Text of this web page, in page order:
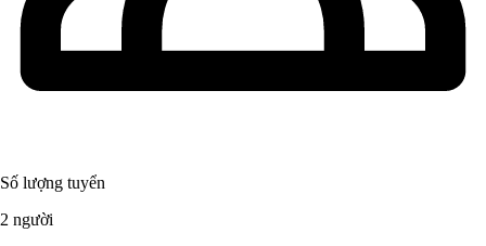
Số lượng tuyển
2 người